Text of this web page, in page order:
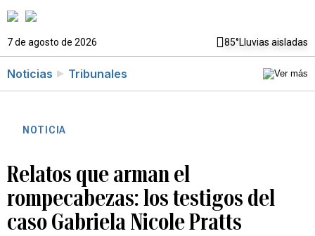
7 de agosto de 2026 85°Lluvias aisladas
Noticias Tribunales
NOTICIA
Relatos que arman el
rompecabezas: los testigos del
caso Gabriela Nicole Pratts